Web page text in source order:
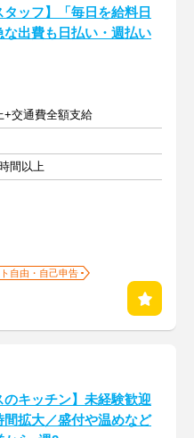
タッフ】「毎日を給料日
な出費も日払い・週払い
+交通費全額支給
間以上
自由・自己申告
のキッチン】未経験歓迎
間拡大／盛付や温めなど